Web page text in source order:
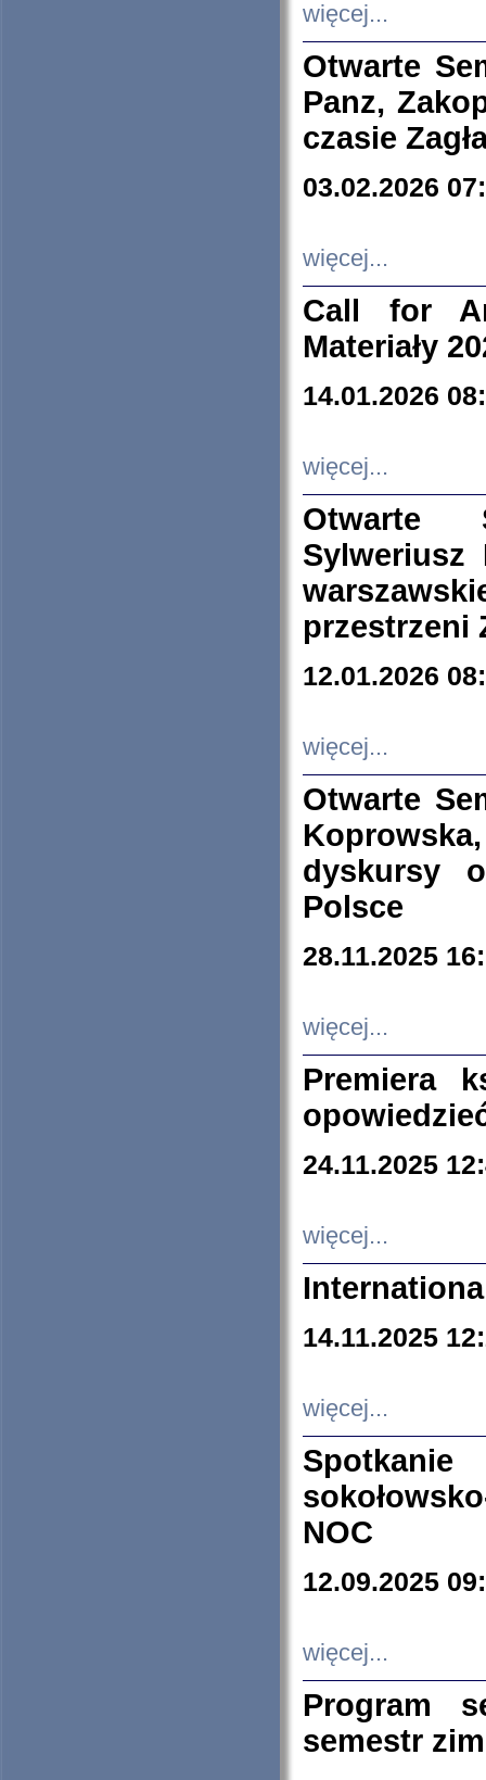
więcej...
Otwarte
Panz,
czasie
03.02.2026
więcej...
Call for
Materiały
14.01.2026
więcej...
Otwarte
Sylweriusz
przestrzeni
12.01.2026
więcej...
Otwarte
dyskursy
Polsce
28.11.2025
więcej...
Premiera
24.11.2025
więcej...
14.11.2025
więcej...
NOC
12.09.2025
więcej...
Program
semestr